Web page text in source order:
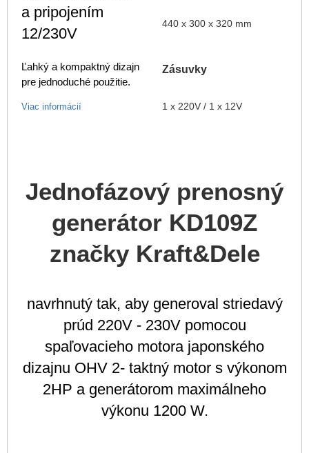
a pripojením
12/230V
Ľahký a kompaktný dizajn
pre jednoduché použitie.
Viac informácií
440 x 300 x 320 mm
Zásuvky
1 x 220V / 1 x 12V
Jednofázový prenosný
generátor KD109Z
značky Kraft&Dele
navrhnutý tak, aby generoval striedavý
prúd 220V - 230V pomocou
spaľovacieho motora japonského
dizajnu OHV 2- taktný motor s výkonom
2HP a generátorom maximálneho
výkonu 1200 W.